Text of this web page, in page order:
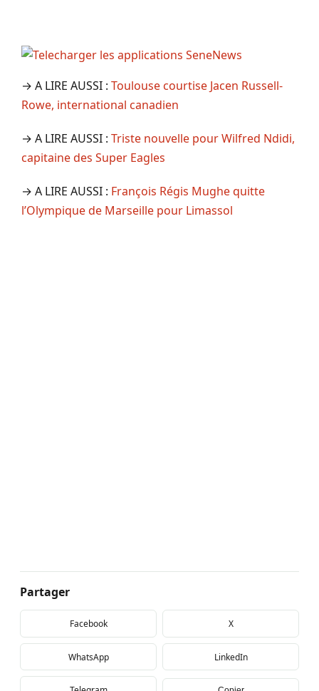
→ A LIRE AUSSI : Toulouse courtise Jacen Russell-
Rowe, international canadien
→ A LIRE AUSSI : Triste nouvelle pour Wilfred Ndidi,
capitaine des Super Eagles
→ A LIRE AUSSI : François Régis Mughe quitte
l’Olympique de Marseille pour Limassol
Partager
Facebook X
WhatsApp LinkedIn